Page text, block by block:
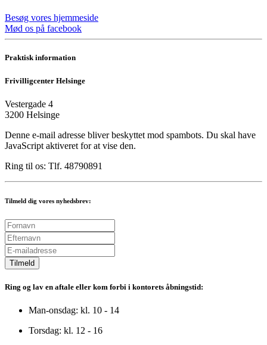
Besøg vores hjemmeside
Mød os på facebook
Praktisk information
Frivilligcenter Helsinge
Vestergade 4
3200 Helsinge
Denne e-mail adresse bliver beskyttet mod spambots. Du skal have
JavaScript aktiveret for at vise den.
Ring til os: Tlf. 48790891
Tilmeld dig vores nyhedsbrev:
Tilmeld
Ring og lav en aftale eller kom forbi i kontorets åbningstid:
Man-onsdag: kl. 10 - 14
Torsdag: kl. 12 - 16